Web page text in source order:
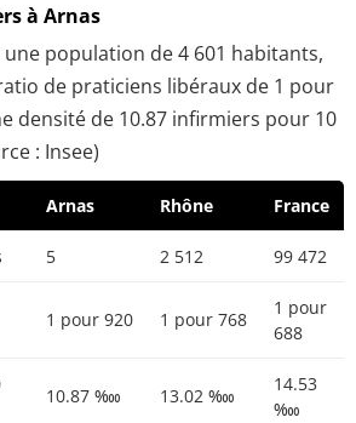
à Arnas
population de 4 601 habitants,
de praticiens libéraux de 1 pour
densité de 10.87 infirmiers pour 10
: Insee)
Arnas Rhône France
5 2 512 99 472
1 pour 920 1 pour 768
1 pour
688
10.87 ‱ 13.02 ‱
14.53
‱